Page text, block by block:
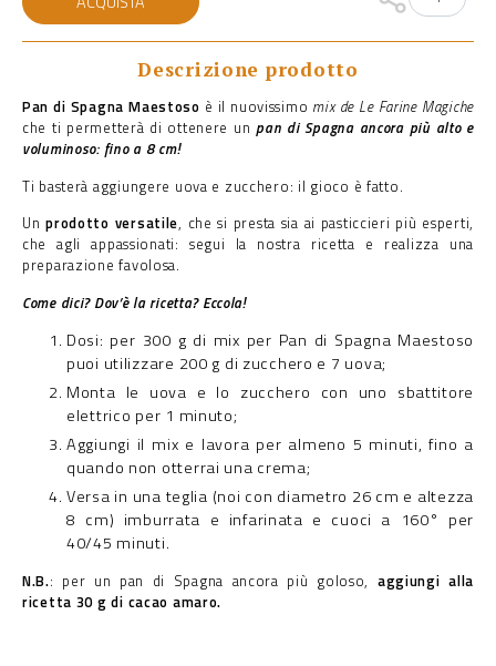
di
Spagna
Maestoso
Descrizione prodotto
Pan di Spagna Maestoso è il nuovissimo mix de Le Farine Magiche
che ti permetterà di ottenere unpan di Spagna ancora più alto e
voluminoso: fino a 8 cm!
Ti basterà aggiungere uova e zucchero: il gioco è fatto.
Unprodotto versatile, che si presta sia ai pasticcieri più esperti,
che agli appassionati: segui la nostra ricetta e realizza una
preparazione favolosa.
Come dici? Dov’è la ricetta? Eccola!
Dosi: per 300 g di mix per Pan di Spagna Maestoso
puoi utilizzare 200 g di zucchero e 7 uova;
Monta le uova e lo zucchero con uno sbattitore
elettrico per 1 minuto;
Aggiungi il mix e lavora per almeno 5 minuti, fino a
quando non otterrai una crema;
Versa in una teglia (noi con diametro 26 cm e altezza
8 cm) imburrata e infarinata e cuoci a 160° per
40/45 minuti.
N.B.: per un pan di Spagna ancora più goloso, aggiungi alla
ricetta 30 g di cacao amaro.